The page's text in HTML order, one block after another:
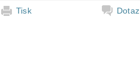
Tisk
Dotaz